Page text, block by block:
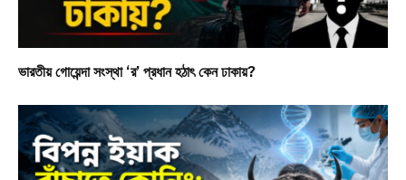
ভারতীয় গোয়েন্দা সংস্থা ‘র’ প্রধান হঠাৎ কেন ঢাকায়?